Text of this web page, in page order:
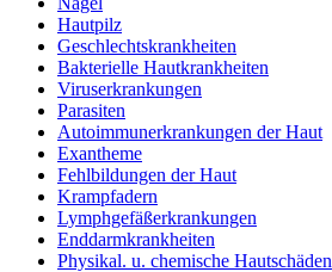
Hautpilz
Geschlechtskrankheiten
Bakterielle Hautkrankheiten
Viruserkrankungen
Parasiten
Autoimmunerkrankungen der Haut
Exantheme
Fehlbildungen der Haut
Krampfadern
Lymphgefäßerkrankungen
Enddarmkrankheiten
Physikal. u. chemische Hautschäden